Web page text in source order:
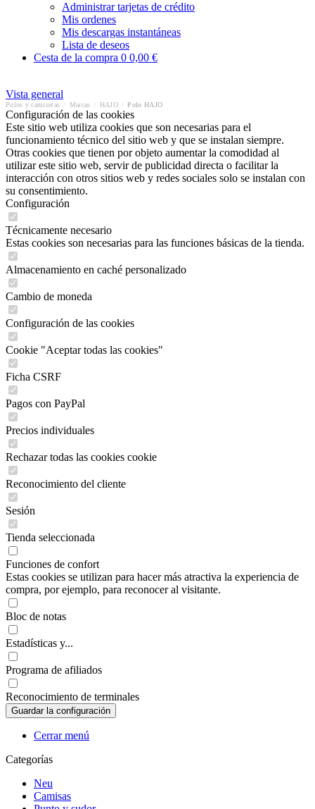
Administrar tarjetas de crédito
Mis ordenes
Mis descargas instantáneas
Lista de deseos
Cesta de la compra 0 0,00 €
Vista general
Polos y camisetas Marcas HAJO Polo HAJO
Configuración de las cookies
Este sitio web utiliza cookies que son necesarias para el
funcionamiento técnico del sitio web y que se instalan siempre.
Otras cookies que tienen por objeto aumentar la comodidad al
utilizar este sitio web, servir de publicidad directa o facilitar la
interacción con otros sitios web y redes sociales solo se instalan con
su consentimiento.
Configuración
Técnicamente necesario
Estas cookies son necesarias para las funciones básicas de la tienda.
Almacenamiento en caché personalizado
Cambio de moneda
Configuración de las cookies
Cookie "Aceptar todas las cookies"
Ficha CSRF
Pagos con PayPal
Precios individuales
Rechazar todas las cookies cookie
Reconocimiento del cliente
Sesión
Tienda seleccionada
Funciones de confort
Estas cookies se utilizan para hacer más atractiva la experiencia de
compra, por ejemplo, para reconocer al visitante.
Bloc de notas
Estadísticas y...
Programa de afiliados
Reconocimiento de terminales
Cerrar menú
Categorías
Neu
Camisas